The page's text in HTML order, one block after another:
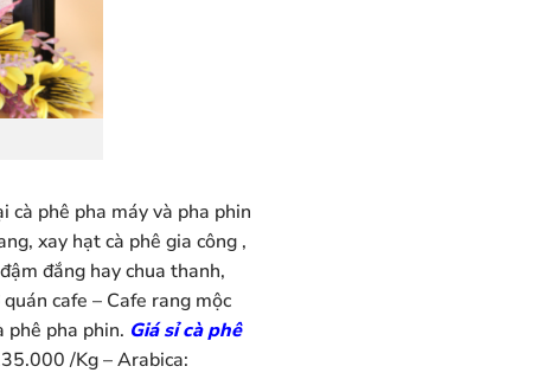
cà phê pha máy và pha phin
xay hạt cà phê gia công ,
đắng hay chua thanh,
cafe – Cafe rang mộc
phê pha phin. Giá sỉ cà phê
/Kg – Arabica: